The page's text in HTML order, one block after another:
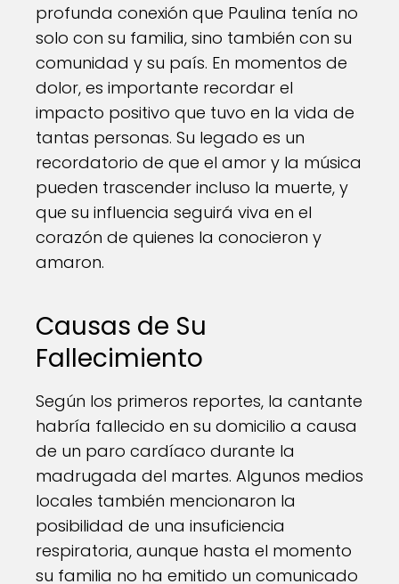
profunda conexión que Paulina tenía no
solo con su familia, sino también con su
comunidad y su país. En momentos de
dolor, es importante recordar el
impacto positivo que tuvo en la vida de
tantas personas. Su legado es un
recordatorio de que el amor y la música
pueden trascender incluso la muerte, y
que su influencia seguirá viva en el
corazón de quienes la conocieron y
amaron.
Causas de Su
Fallecimiento
Según los primeros reportes, la cantante
habría fallecido en su domicilio a causa
de un paro cardíaco durante la
madrugada del martes. Algunos medios
locales también mencionaron la
posibilidad de una insuficiencia
respiratoria, aunque hasta el momento
su familia no ha emitido un comunicado